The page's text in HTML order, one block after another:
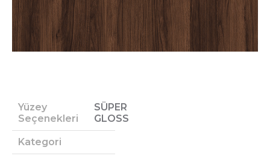
Yüzey
Seçenekleri
SÜPER
GLOSS
Kategori